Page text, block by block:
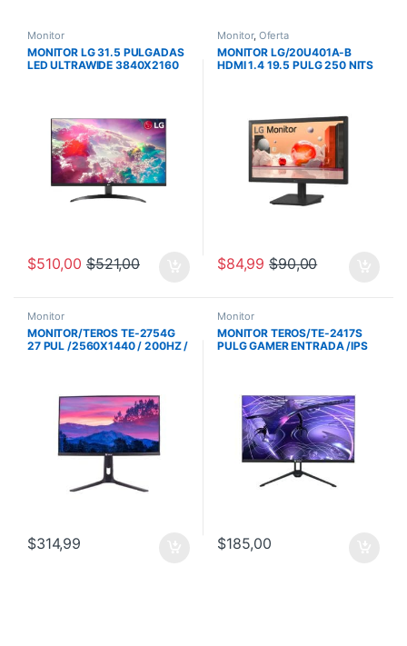
Monitor
MONITOR LG 31.5 PULGADAS
LED ULTRAWIDE 3840X2160
$510,00 $521,00
Monitor, Oferta
MONITOR LG/20U401A-B
HDMI 1.4 19.5 PULG 250 NITS
$84,99 $90,00
Monitor
MONITOR/TEROS TE-2754G
27 PUL /2560X1440 / 200HZ /
$314,99
Monitor
MONITOR TEROS/TE-2417S
PULG GAMER ENTRADA /IPS
$185,00